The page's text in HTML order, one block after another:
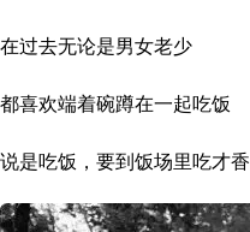
在过去无论是男女老少
都喜欢端着碗蹲在一起吃饭
说是吃饭，要到饭场里吃才香